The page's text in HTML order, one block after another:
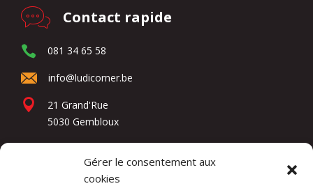
Gérer le consentement aux
cookies
Contact rapide
081 34 65 58
info@ludicorner.be
21 Grand'Rue
5030 Gembloux
Réseaux sociaux